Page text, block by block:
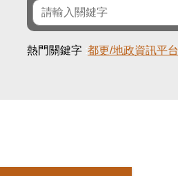
熱門關鍵字 都更/地政資訊平台